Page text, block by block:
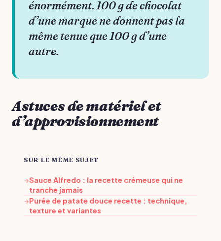
énormément. 100 g de chocolat
d’une marque ne donnent pas la
même tenue que 100 g d’une
autre.
Astuces de matériel et
d’approvisionnement
SUR LE MÊME SUJET
→Sauce Alfredo : la recette crémeuse qui ne
tranche jamais
→Purée de patate douce recette : technique,
texture et variantes